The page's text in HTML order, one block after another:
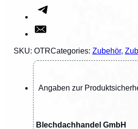
SKU: OTRCategories: Zubehör,
Angaben zur
Blechdachhandel GmbH